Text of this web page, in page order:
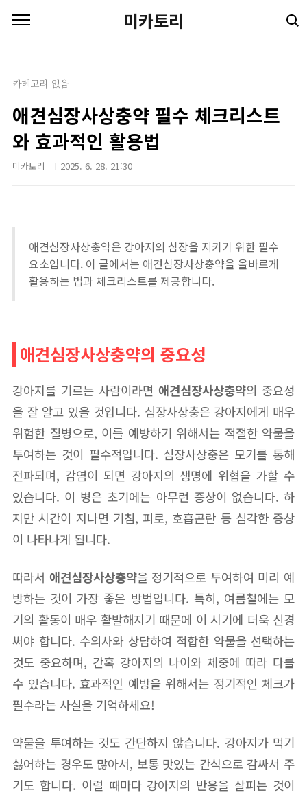
미카토리
카테고리 없음
애견심장사상충약 필수 체크리스트
와 효과적인 활용법
미카토리 2025. 6. 28. 21:30
애견심장사상충약은 강아지의 심장을 지키기 위한 필수
요소입니다. 이 글에서는 애견심장사상충약을 올바르게
활용하는 법과 체크리스트를 제공합니다.
애견심장사상충약의 중요성
강아지를 기르는 사람이라면 애견심장사상충약의 중요성
을 잘 알고 있을 것입니다. 심장사상충은 강아지에게 매우
위험한 질병으로, 이를 예방하기 위해서는 적절한 약물을
투여하는 것이 필수적입니다. 심장사상충은 모기를 통해
전파되며, 감염이 되면 강아지의 생명에 위협을 가할 수
있습니다. 이 병은 초기에는 아무런 증상이 없습니다. 하
지만 시간이 지나면 기침, 피로, 호흡곤란 등 심각한 증상
이 나타나게 됩니다.
따라서 애견심장사상충약을 정기적으로 투여하여 미리 예
방하는 것이 가장 좋은 방법입니다. 특히, 여름철에는 모
기의 활동이 매우 활발해지기 때문에 이 시기에 더욱 신경
써야 합니다. 수의사와 상담하여 적합한 약물을 선택하는
것도 중요하며, 간혹 강아지의 나이와 체중에 따라 다를
수 있습니다. 효과적인 예방을 위해서는 정기적인 체크가
필수라는 사실을 기억하세요!
약물을 투여하는 것도 간단하지 않습니다. 강아지가 먹기
싫어하는 경우도 많아서, 보통 맛있는 간식으로 감싸서 주
기도 합니다. 이럴 때마다 강아지의 반응을 살피는 것이